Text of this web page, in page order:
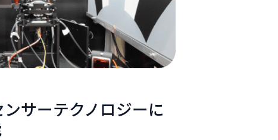
サーテクノロジーに